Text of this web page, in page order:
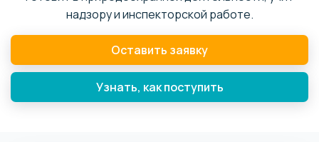
надзору и инспекторской работе.
Оставить заявку
Узнать, как поступить